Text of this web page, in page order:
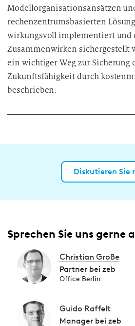
Modellorganisationsansätzen
rechenzentrumsbasierten
wirkungsvoll implementiert und
Zusammenwirken sichergestellt
ein wichtiger Weg zur Sicherung
Zukunftsfähigkeit durch
beschrieben.
Diskutieren Sie
Sprechen Sie uns gerne
Christian Große
Partner bei zeb
Office Berlin
Guido Raffelt
Manager bei zeb